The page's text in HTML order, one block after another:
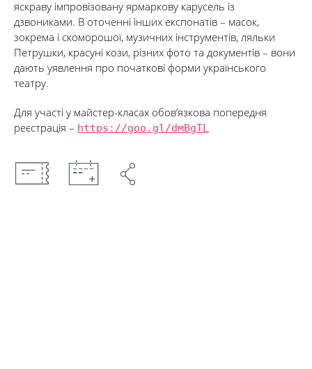
яскраву імпровізовану ярмаркову карусель із
дзвониками. В оточенні інших експонатів – масок,
зокрема і скоморошої, музичних інструментів, ляльки
Петрушки, красуні кози, різних фото та документів – вони
дають уявлення про початкові форми українського
театру.
Для участі у майстер-класах обов’язкова попередня
реєстрація – https://goo.gl/dmBgTL